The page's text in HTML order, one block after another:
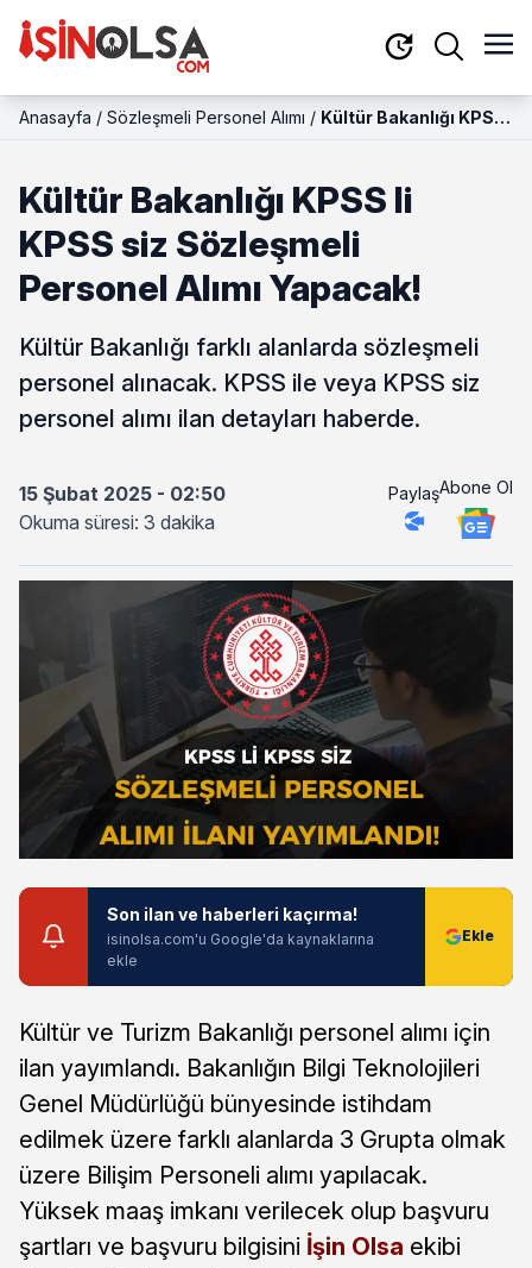
Anasayfa / Sözleşmeli Personel Alımı / Kültür Bakanlığı KPSS
Yapacak!
Kültür Bakanlığı KPSS li
KPSS siz Sözleşmeli
Personel Alımı Yapacak!
Kültür Bakanlığı farklı alanlarda sözleşmeli
personel alınacak. KPSS ile veya KPSS siz
personel alımı ilan detayları haberde.
15 Şubat 2025 - 02:50
Okuma süresi: 3 dakika
PaylaşAbone Ol
Son ilan ve haberleri kaçırma!
isinolsa.com'u Google'da kaynaklarına
ekle
Kültür ve Turizm Bakanlığı personel alımı için
ilan yayımlandı. Bakanlığın Bilgi Teknolojileri
Genel Müdürlüğü bünyesinde istihdam
edilmek üzere farklı alanlarda 3 Grupta olmak
üzere Bilişim Personeli alımı yapılacak.
Yüksek maaş imkanı verilecek olup başvuru
şartları ve başvuru bilgisini İşin Olsa ekibi